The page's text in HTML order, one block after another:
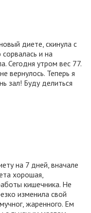
диете, скинула с
и на
Сегодня утром вес 77.
вернулось. Теперь я
зал! Буду делиться
на 7 дней, вначале
хорошая,
кишечника. Не
изменила свой
жаренного. Ем